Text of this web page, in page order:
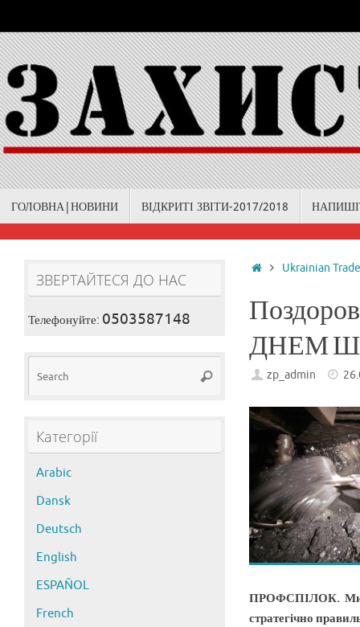
to
content
ГОЛОВНА|НОВИНИ ВІДКРИТІ ЗВІТИ-2017/2018
HomeUkrainian
ДНЕМ
zp_admin
ПРОФСПІЛОК. Ми
стратегічно
ЗВЕРТАЙТЕСЯ ДО НАС
Телефонуйте: 0503587148
Search
Search
Категорії
Arabic
Dansk
Deutsch
English
ESPAÑOL
French